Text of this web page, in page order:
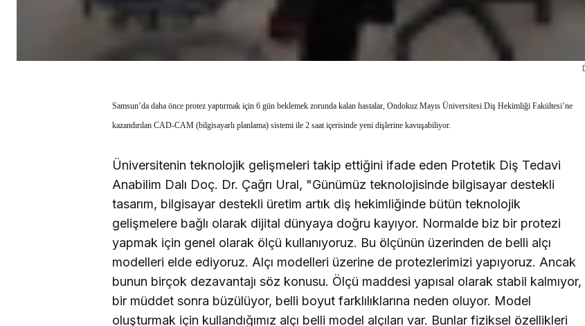
Samsun’da daha önce protez yaptırmak için 6 gün beklemek zorunda kalan hastalar, Ondokuz Mayıs Üniversitesi Diş Hekimliği Fakültesi’ne
kazandırılan CAD-CAM (bilgisayarlı planlama) sistemi ile 2 saat içerisinde yeni dişlerine kavuşabiliyor.
Üniversitenin teknolojik gelişmeleri takip ettiğini ifade eden Protetik Diş Tedavi
Anabilim Dalı Doç. Dr. Çağrı Ural, "Günümüz teknolojisinde bilgisayar destekli
tasarım, bilgisayar destekli üretim artık diş hekimliğinde bütün teknolojik
gelişmelere bağlı olarak dijital dünyaya doğru kayıyor. Normalde biz bir protezi
yapmak için genel olarak ölçü kullanıyoruz. Bu ölçünün üzerinden de belli alçı
modelleri elde ediyoruz. Alçı modelleri üzerine de protezlerimizi yapıyoruz. Ancak
bunun birçok dezavantajı söz konusu. Ölçü maddesi yapısal olarak stabil kalmıyor,
bir müddet sonra büzülüyor, belli boyut farklılıklarına neden oluyor. Model
oluşturmak için kullandığımız alçı belli model alçıları var. Bunlar fiziksel özellikleri